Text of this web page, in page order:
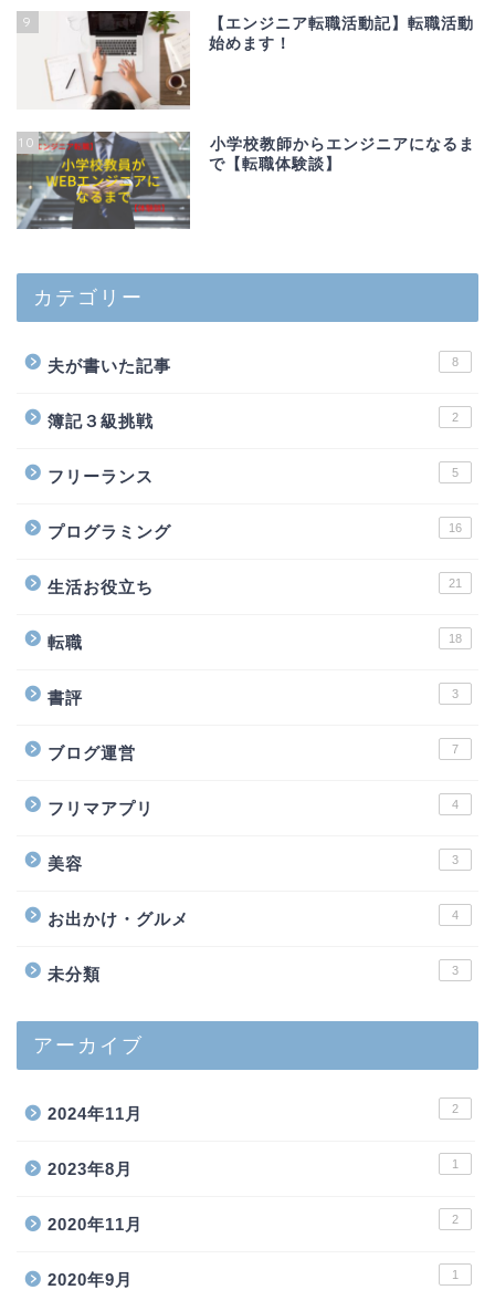
9
【エンジニア転職活動記】転職活動
始めます！
10
小学校教師からエンジニアになるま
で【転職体験談】
カテゴリー
夫が書いた記事 8
簿記３級挑戦 2
フリーランス 5
プログラミング 16
生活お役立ち 21
転職 18
書評 3
ブログ運営 7
フリマアプリ 4
美容 3
お出かけ・グルメ 4
未分類 3
アーカイブ
2024年11月 2
2023年8月 1
2020年11月 2
2020年9月 1